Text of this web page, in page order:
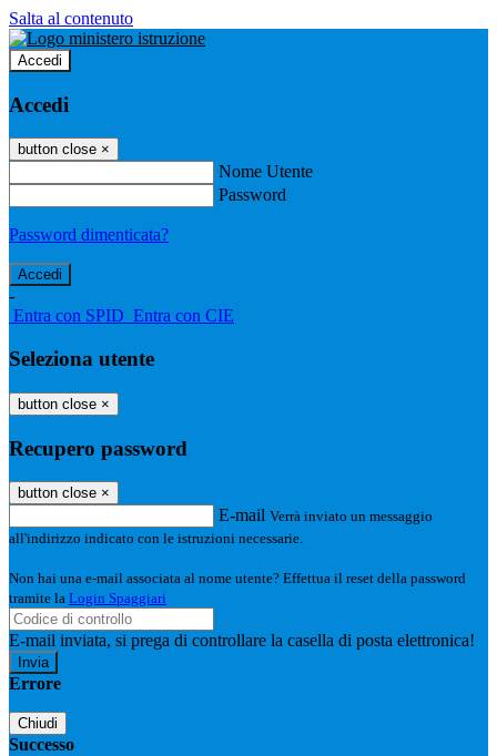
Salta al contenuto
Accedi
Accedi
button close ×
Nome Utente
Password
Password dimenticata?
-
Entra con SPID Entra con CIE
Seleziona utente
button close ×
Recupero password
button close ×
E-mail Verrà inviato un messaggio
all'indirizzo indicato con le istruzioni necessarie.
Non hai una e-mail associata al nome utente? Effettua il reset della password
tramite la Login Spaggiari
E-mail inviata, si prega di controllare la casella di posta elettronica!
Errore
Chiudi
Successo